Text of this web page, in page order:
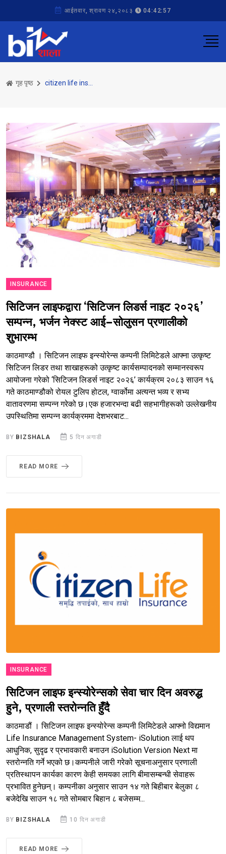
आईतवार, श्रावण २४,२०८३ 04:42:57
गृह पृष्ठ
INSURANCE
सिटिजन लाइफद्वारा ‘सिटिजन लिडर्स नाइट २०२६’
सम्पन्न, भर्जन नेक्स्ट आई–सोलुसन प्रणालीको
शुभारम्भ
काठमाण्डौ । सिटिजन लाइफ इन्स्योरेन्स कम्पनी लिमिटेडले आफ्ना उत्कृष्ट
सिटिजन लिडर तथा शाखाहरूको उत्कृष्ट कार्यसम्पादनको सम्मानस्वरूप
आयोजना गरेको ‘सिटिजन लिडर्स नाइट २०२६’ कार्यक्रम २०८३ साउन १६
गते काठमाण्डौको रोयल टुलिप होटल, ग्वार्कोमा अत्यन्त भव्य र सभ्य
वातावरणमा सम्पन्न गरेको छ।एक हजारभन्दा बढी सहभागीहरूको उल्लेखनीय
उपस्थितिमा सम्पन्न कार्यक्रममा देशभरबाट...
BY BIZSHALA 5 दिन अगाडी
READ MORE
INSURANCE
सिटिजन लाइफ इन्स्योरेन्सको सेवा चार दिन अवरुद्ध
हुने, प्रणाली स्तरोन्नति हुँदै
काठमाडौं । सिटिजन लाइफ इन्स्योरेन्स कम्पनी लिमिटेडले आफ्नो विद्यमान
Life Insurance Management System- iSolution लाई थप
आधुनिक, सुदृढ र प्रभावकारी बनाउन iSolution Version Next मा
स्तरोन्नति गर्ने भएको छ।कम्पनीले जारी गरेको सूचनाअनुसार प्रणाली
प्रतिस्थापन कार्यका कारण केही समयका लागि बीमासम्बन्धी सेवाहरू
प्रभावित हुनेछन्। कम्पनीका अनुसार साउन १४ गते बिहीबार बेलुका ८
बजेदेखि साउन १८ गते सोमबार बिहान ८ बजेसम्म...
BY BIZSHALA 10 दिन अगाडी
READ MORE